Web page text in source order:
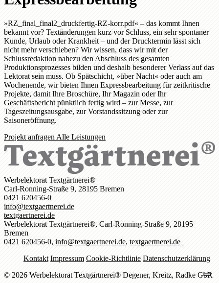
»RZ_final_final2_druckfertig-RZ-korr.pdf« – das kommt Ihnen
bekannt vor? Textänderungen kurz vor Schluss, ein sehr spontaner
Kunde, Urlaub oder Krankheit – und der Drucktermin lässt sich
nicht mehr verschieben? Wir wissen, dass wir mit der
Schlussredaktion nahezu den Abschluss des gesamten
Produktionsprozesses bilden und deshalb besonderer Verlass auf das
Lektorat sein muss. Ob Spätschicht, »über Nacht« oder auch am
Wochenende, wir bieten Ihnen Expressbearbeitung für zeitkritische
Projekte, damit Ihre Broschüre, Ihr Magazin oder Ihr
Geschäftsbericht pünktlich fertig wird – zur Messe, zur
Tageszeitungsausgabe, zur Vorstandssitzung oder zur
Saisoneröffnung.
Projekt anfragenAlle Leistungen
Werbelektorat Textgärtnerei®
Carl-Ronning-Straße 9, 28195 Bremen
0421 620456-0
info@textgaertnerei.de
textgaertnerei.de
Werbelektorat Textgärtnerei®, Carl-Ronning-Straße 9, 28195
Bremen
0421 620456-0,info@textgaertnerei.de,textgaertnerei.de
Kontakt Impressum Cookie-Richtlinie Datenschutzerklärung
© 2026 Werbelektorat Textgärtnerei® Degener, Kreitz, Radke GbR